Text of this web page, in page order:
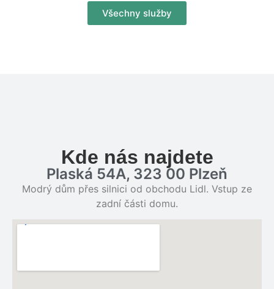
Všechny služby
Kde nás najdete
Plaská 54A, 323 00 Plzeň
Modrý dům přes silnici od obchodu Lidl. Vstup ze
zadní části domu.